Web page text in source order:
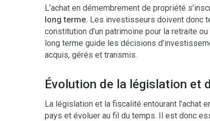
L’achat en démembrement de propriété
long terme. Les investisseurs doivent donc
constitution d’un patrimoine pour la retraite
long terme guide les décisions
acquis, gérés et transmis.
Évolution de la législation et
La législation et la fiscalité entourant l’achat
pays et évoluer au fil du temps. Il est donc